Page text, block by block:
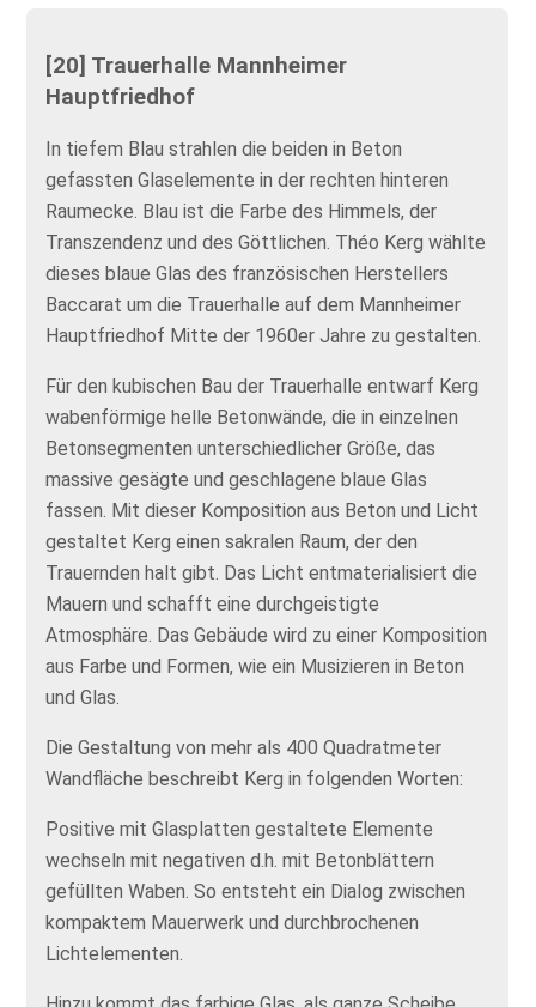
[20] Trauerhalle Mannheimer
Hauptfriedhof
In tiefem Blau strahlen die beiden in Beton
gefassten Glaselemente in der rechten hinteren
Raumecke. Blau ist die Farbe des Himmels, der
Transzendenz und des Göttlichen. Théo Kerg wählte
dieses blaue Glas des französischen Herstellers
Baccarat um die Trauerhalle auf dem Mannheimer
Hauptfriedhof Mitte der 1960er Jahre zu gestalten.
Für den kubischen Bau der Trauerhalle entwarf Kerg
wabenförmige helle Betonwände, die in einzelnen
Betonsegmenten unterschiedlicher Größe, das
massive gesägte und geschlagene blaue Glas
fassen. Mit dieser Komposition aus Beton und Licht
gestaltet Kerg einen sakralen Raum, der den
Trauernden halt gibt. Das Licht entmaterialisiert die
Mauern und schafft eine durchgeistigte
Atmosphäre. Das Gebäude wird zu einer Komposition
aus Farbe und Formen, wie ein Musizieren in Beton
und Glas.
Die Gestaltung von mehr als 400 Quadratmeter
Wandfläche beschreibt Kerg in folgenden Worten:
Positive mit Glasplatten gestaltete Elemente
wechseln mit negativen d.h. mit Betonblättern
gefüllten Waben. So entsteht ein Dialog zwischen
kompaktem Mauerwerk und durchbrochenen
Lichtelementen.